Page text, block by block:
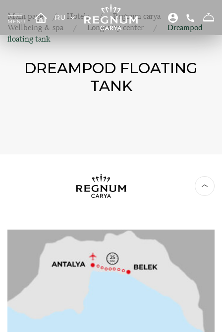
RU
Main page Hotels
Regnum carya
Wellbeing & spa
Longevity center
Dreampod
floating tank
DREAMPOD FLOATING
TANK